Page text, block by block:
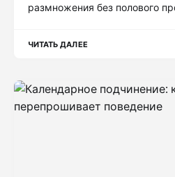
размножения без полового
ЧИТАТЬ ДАЛЕЕ